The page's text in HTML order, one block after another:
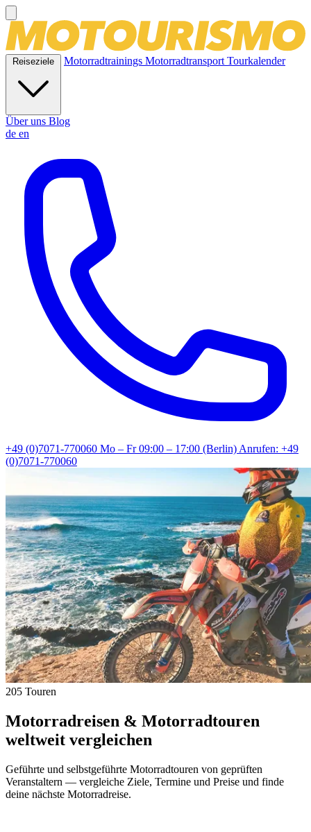
Reiseziele Motorradtrainings MotorradtransportTourkalender
Über uns Blog
de en
+49 (0)7071-770060 Mo – Fr 09:00 – 17:00 (Berlin)Anrufen: +49
(0)7071-770060
205 Touren
Motorradreisen & Motorradtouren
weltweit vergleichen
Geführte und selbstgeführte Motorradtouren von geprüften
Veranstaltern — vergleiche Ziele, Termine und Preise und finde
deine nächste Motorradreise.